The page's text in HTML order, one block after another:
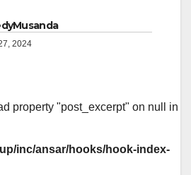
2024
property "post_excerpt" on null in
inc/ansar/hooks/hook-index-